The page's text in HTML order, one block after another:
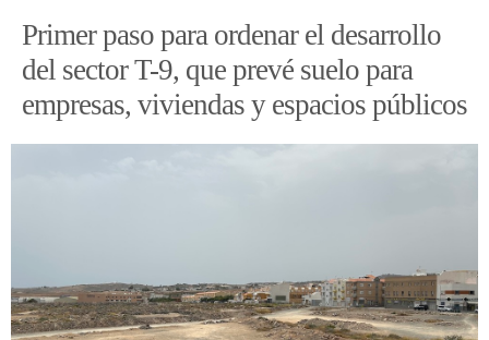
Primer paso para ordenar el desarrollo
del sector T-9, que prevé suelo para
empresas, viviendas y espacios públicos